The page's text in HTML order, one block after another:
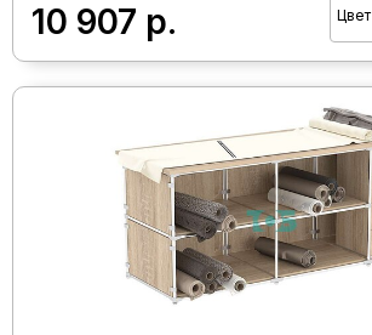
10 907 р. Цвет